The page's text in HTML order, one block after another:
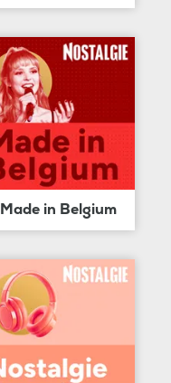
Made in Belgium